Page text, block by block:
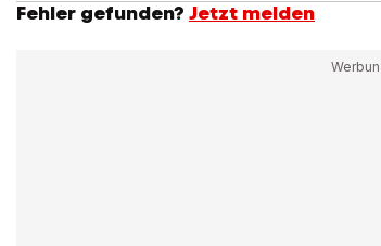
Fehler gefunden? Jetzt melden